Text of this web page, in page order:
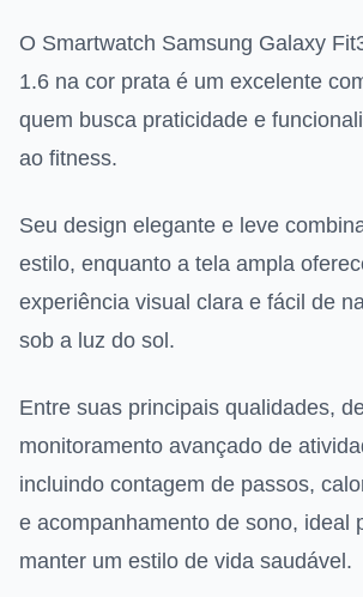
O Smartwatch Samsung Galaxy
1.6 na cor prata é um excelente
quem busca praticidade e
ao fitness.
Seu design elegante e leve
estilo, enquanto a tela ampla
experiência visual clara e fácil de
sob a luz do sol.
Entre suas principais qualidades,
monitoramento avançado de
incluindo contagem de passos,
e acompanhamento de sono, ideal
manter um estilo de vida saudável.